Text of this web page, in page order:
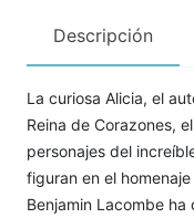
Descripción
La curiosa Alicia, el
Reina de Corazones,
personajes del
figuran en el
Benjamin Lacombe